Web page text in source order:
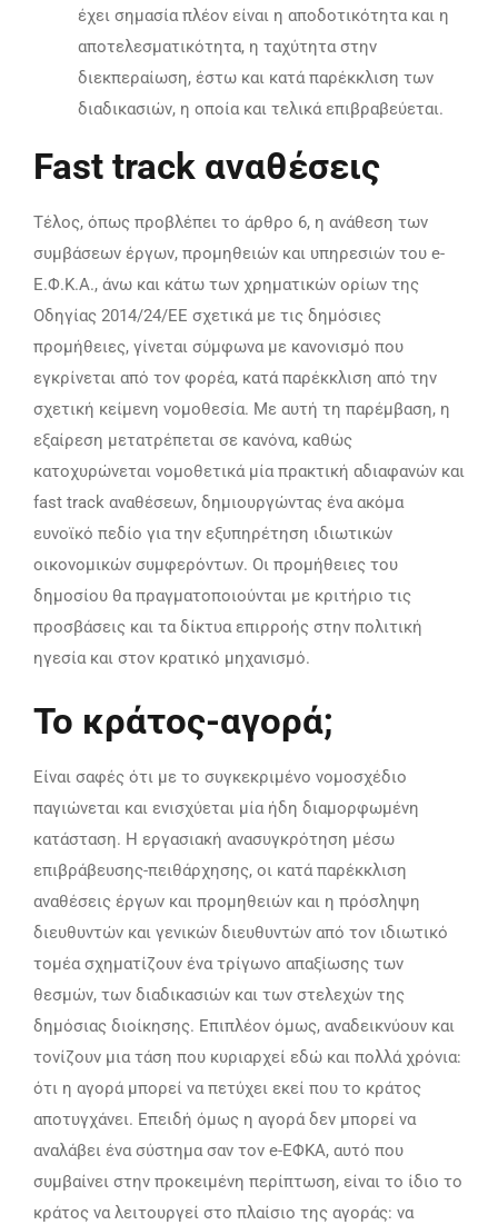
έχει σημασία πλέον είναι η αποδοτικότητα και η
αποτελεσματικότητα, η ταχύτητα στην
διεκπεραίωση, έστω και κατά παρέκκλιση των
διαδικασιών, η οποία και τελικά επιβραβεύεται.
Fast track αναθέσεις
Τέλος, όπως προβλέπει το άρθρο 6, η ανάθεση των
συμβάσεων έργων, προμηθειών και υπηρεσιών του e-
Ε.Φ.Κ.Α., άνω και κάτω των χρηματικών ορίων της
Οδηγίας 2014/24/ΕΕ σχετικά με τις δημόσιες
προμήθειες, γίνεται σύμφωνα με κανονισμό που
εγκρίνεται από τον φορέα, κατά παρέκκλιση από την
σχετική κείμενη νομοθεσία. Με αυτή τη παρέμβαση, η
εξαίρεση μετατρέπεται σε κανόνα, καθώς
κατοχυρώνεται νομοθετικά μία πρακτική αδιαφανών και
fast track αναθέσεων, δημιουργώντας ένα ακόμα
ευνοϊκό πεδίο για την εξυπηρέτηση ιδιωτικών
οικονομικών συμφερόντων. Οι προμήθειες του
δημοσίου θα πραγματοποιούνται με κριτήριο τις
προσβάσεις και τα δίκτυα επιρροής στην πολιτική
ηγεσία και στον κρατικό μηχανισμό.
Το κράτος-αγορά;
Είναι σαφές ότι με το συγκεκριμένο νομοσχέδιο
παγιώνεται και ενισχύεται μία ήδη διαμορφωμένη
κατάσταση. Η εργασιακή ανασυγκρότηση μέσω
επιβράβευσης-πειθάρχησης, οι κατά παρέκκλιση
αναθέσεις έργων και προμηθειών και η πρόσληψη
διευθυντών και γενικών διευθυντών από τον ιδιωτικό
τομέα σχηματίζουν ένα τρίγωνο απαξίωσης των
θεσμών, των διαδικασιών και των στελεχών της
δημόσιας διοίκησης. Επιπλέον όμως, αναδεικνύουν και
τονίζουν μια τάση που κυριαρχεί εδώ και πολλά χρόνια:
ότι η αγορά μπορεί να πετύχει εκεί που το κράτος
αποτυγχάνει. Επειδή όμως η αγορά δεν μπορεί να
αναλάβει ένα σύστημα σαν τον e-ΕΦΚΑ, αυτό που
συμβαίνει στην προκειμένη περίπτωση, είναι το ίδιο το
κράτος να λειτουργεί στο πλαίσιο της αγοράς: να